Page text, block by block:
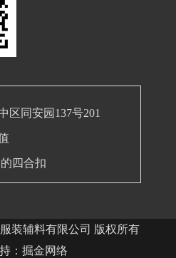
区同安园137号201
四合扣
装辅料有限公司 版权所有
： 掘金网络